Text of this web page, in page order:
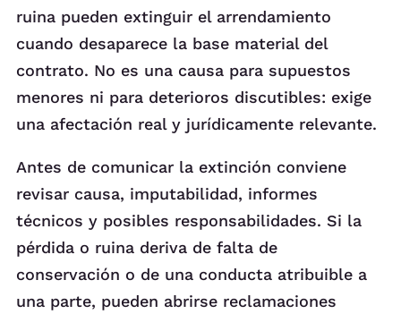
ruina pueden extinguir el arrendamiento
cuando desaparece la base material del
contrato. No es una causa para supuestos
menores ni para deterioros discutibles: exige
una afectación real y jurídicamente relevante.
Antes de comunicar la extinción conviene
revisar causa, imputabilidad, informes
técnicos y posibles responsabilidades. Si la
pérdida o ruina deriva de falta de
conservación o de una conducta atribuible a
una parte, pueden abrirse reclamaciones